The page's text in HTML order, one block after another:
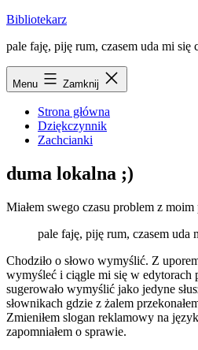
Przejdź
treści
Bibliotekarz
pale faję, piję rum, czasem uda mi się
Menu Zamknij
Strona główna
Dziękczynnik
Zachcianki
duma lokalna ;)
Miałem swego czasu problem z moim
pale faję, piję rum, czasem uda
Chodziło o słowo wymyślić. Z
wymyśleć i ciągle mi się w edytorach
sugerowało wymyślić jako jedyne
słownikach gdzie z żalem
Zmieniłem slogan reklamowy na
zapomniałem o sprawie.